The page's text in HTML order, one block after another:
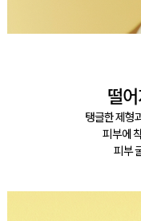
떨
탱글한 제형
피부에
피부